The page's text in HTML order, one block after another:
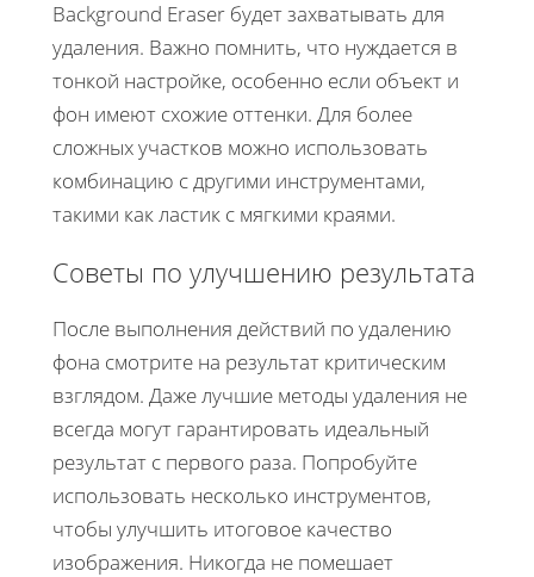
Background Eraser будет захватывать для
удаления. Важно помнить, что нуждается в
тонкой настройке, особенно если объект и
фон имеют схожие оттенки. Для более
сложных участков можно использовать
комбинацию с другими инструментами,
такими как ластик с мягкими краями.
Советы по улучшению результата
После выполнения действий по удалению
фона смотрите на результат критическим
взглядом. Даже лучшие методы удаления не
всегда могут гарантировать идеальный
результат с первого раза. Попробуйте
использовать несколько инструментов,
чтобы улучшить итоговое качество
изображения. Никогда не помешает